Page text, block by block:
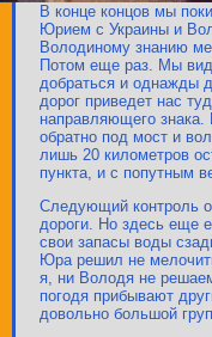
В конце концов мы
Юрием с Украины и
Володиному знанию
Потом еще раз. Мы
добраться и однажды
дорог приведет нас
направляющего
обратно под мост и
лишь 20 километров
пункта, и с попутным
Следующий контроль
дороги. Но здесь еще
свои запасы воды
Юра решил не
я, ни Володя не
погодя прибывают
довольно большой